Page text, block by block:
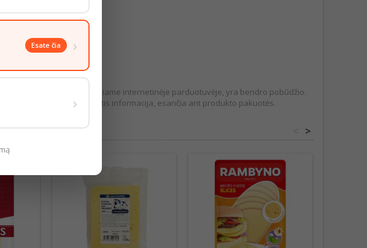
Informacija, kurią pateikiame internetinėje parduotuvėje, yra bendro pobūdžio.
vadovautis informacija, esančia ant produkto pakuotės.
>
Esate čia ›
›